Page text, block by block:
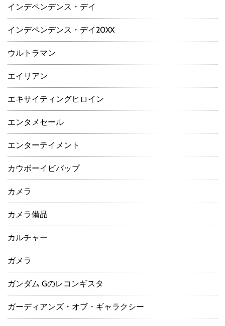
インデペンデンス・デイ
インデペンデンス・デイ20XX
ウルトラマン
エイリアン
エキサイティングヒロイン
エンタメセール
エンターテイメント
カウボーイビバップ
カメラ
カメラ備品
カルチャー
ガメラ
ガンダム Gのレコンギスタ
ガーディアンズ・オブ・ギャラクシー